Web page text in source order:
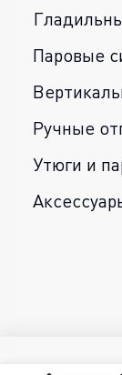
Паровые
Ручные
Утюги и